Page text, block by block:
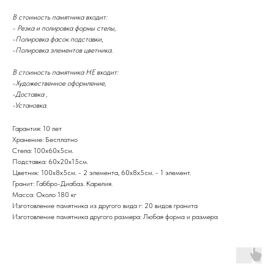
В стоимость памятника входит:
- Резка и полировка формы стелы,
-Полировка фасок подставки,
-Полировка элементов цветника.
В стоимость памятника НЕ входит:
-Художественное оформление,
-Доставка ,
-Установка.
Гарантия: 10 лет
Хранение: Бесплатно
Стела: 100х60х5см.
Подставка: 60х20х15см.
Цветник: 100х8x5см. - 2 элемента, 60x8x5см. - 1 элемент.
Гранит: Габбро-Диабаз. Карелия.
Масса: Около 180 кг
Изготовление памятника из другого вида г: 20 видов гранита
Изготовление памятника другого размера: Любая форма и размера